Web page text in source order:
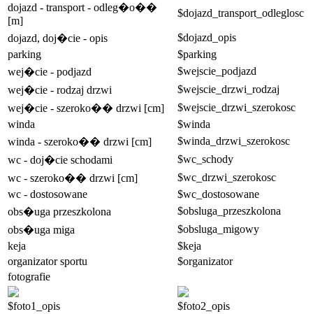
dojazd - transport - odleg�o��
[m]
$dojazd_transport_odleglosc
dojazd, doj�cie - opis
$dojazd_opis
parking
$parking
wej�cie - podjazd
$wejscie_podjazd
wej�cie - rodzaj drzwi
$wejscie_drzwi_rodzaj
wej�cie - szeroko�� drzwi [cm]
$wejscie_drzwi_szerokosc
winda
$winda
winda - szeroko�� drzwi [cm]
$winda_drzwi_szerokosc
wc - doj�cie schodami
$wc_schody
wc - szeroko�� drzwi [cm]
$wc_drzwi_szerokosc
wc - dostosowane
$wc_dostosowane
obs�uga przeszkolona
$obsluga_przeszkolona
obs�uga miga
$obsluga_migowy
keja
$keja
organizator sportu
$organizator
fotografie
$foto1_opis $foto2_opis